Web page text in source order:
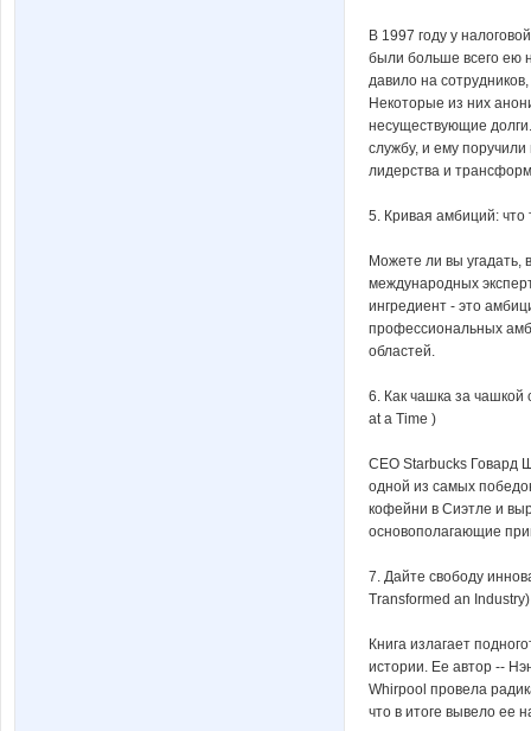
В 1997 году у
были больше всего ею
давило на
Некоторые из них
несуществующие
службу, и ему поручили
лидерства и
5. Кривая амбиций: что
Можете ли вы угадать,
международных
ингредиент - это
профессиональных
областей.
6. Как чашка за чашкой
at a Time )
CEO Starbucks Говард
одной из самых
кофейни в Сиэтле и
основополагающие
7. Дайте свободу
Transformed an Industry)
Книга излагает
истории. Ее автор --
Whirpool провела
что в итоге вывело ее